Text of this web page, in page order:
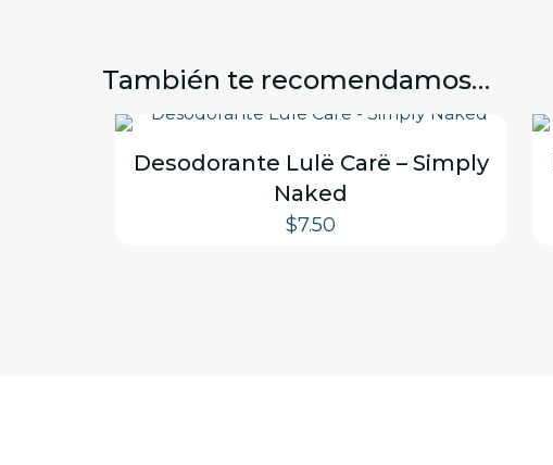
También te recomendamos…
Desodorante Lulë Carë – Simply
Naked
$7.50